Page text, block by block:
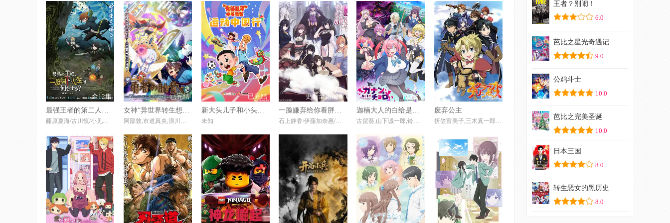
全12集
藤原夏海/古川慎/小见川千明/市之濑加那/井泽诗织/
已完结
已完结
新大头儿子和小头爸爸——运动中国行
未知
更新至第06集
已完结
已完结
废弃公主
王者？别闹！
6.0
芭比之星光奇遇记
9.0
公鸡斗士
10.0
芭比之完美圣诞
10.0
日本三国
8.0
转生恶女的黑历史
8.0